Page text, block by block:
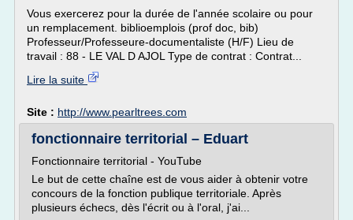
Vous exercerez pour la durée de l'année scolaire ou pour
un remplacement. biblioemplois (prof doc, bib)
Professeur/Professeure-documentaliste (H/F) Lieu de
travail : 88 - LE VAL D AJOL Type de contrat : Contrat...
Lire la suite
Site : http://www.pearltrees.com
fonctionnaire territorial – Eduart
Fonctionnaire territorial - YouTube
Le but de cette chaîne est de vous aider à obtenir votre
concours de la fonction publique territoriale. Après
plusieurs échecs, dès l'écrit ou à l'oral, j'ai...